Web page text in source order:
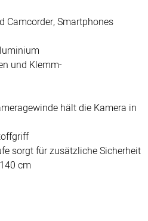
Camcorder, Smartphones
und Klemm-
hält die Kamera in
sorgt für zusätzliche Sicherheit
cm